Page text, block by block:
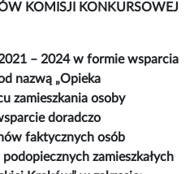
KOMISJI KONKURSOWEJ
– 2024 w formie wsparcia
nazwą „Opieka
zamieszkania osoby
doradczo
faktycznych osób
zamieszkałych